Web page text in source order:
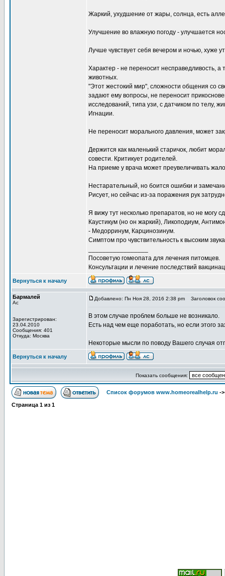
Жаркий, ухудшение от жары, солнца, есть
Улучшение во влажную погоду - улучшается
Лучше чувствует себя вечером и ночью, хуже
Характер - не переносит несправедливость,
животных.
"Этот жестокий мир", сложности общения со
задают ему вопросы, не переносит
исследований, типа узи, с датчиком по телу,
Игнации.
Не переносит морального давления, может
Держится как маленький старичок, любит
совести. Критикует родителей.
На приеме у врача может преувеличивать
Нестарательный, но боится ошибки и
Рисует, но сейчас из-за поражения рук
Я вижу тут несколько препаратов, но не могу
Каустикум (но он жаркий), Ликоподиум,
- Медорринум, Карцинозинум.
Симптом про чувствительность к высоким
Посоветую гомеопата для лечения питомцев.
Консультации и лечение последствий
Вернуться к началу
Бармалей
Ас
Зарегистрирован:
23.04.2010
Сообщения: 401
Откуда: Москва
Добавлено: Пн Ноя 28, 2016 2:38 pm Заголовок
В этом случае проблем больше не возникало.
Есть над чем еще поработать, но если этого
Некоторые мысли по поводу Вашего случая
Вернуться к началу
Показать сообщения:
Список форумов www.homeorealhelp.ru -
Страница 1 из 1